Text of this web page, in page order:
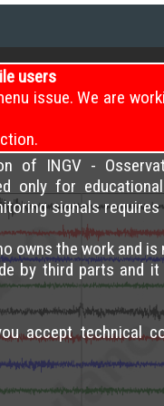
users
issue. We are
of INGV -
only for
signals requires
owns the work and
by third parts and it
accept technical